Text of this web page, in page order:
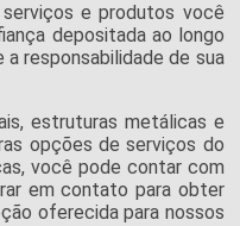
e produtos você
depositada ao longo
responsabilidade de sua
estruturas metálicas e
opções de serviços do
você pode contar com
em contato para obter
oferecida para nossos